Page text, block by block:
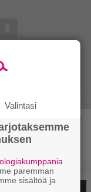
ensi
Valintasi
paremman
sisältöä ja